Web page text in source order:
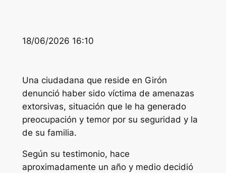
18/06/2026 16:10
Una ciudadana que reside en Girón
denunció haber sido víctima de amenazas
extorsivas, situación que le ha generado
preocupación y temor por su seguridad y la
de su familia.
Según su testimonio, hace
aproximadamente un año y medio decidió